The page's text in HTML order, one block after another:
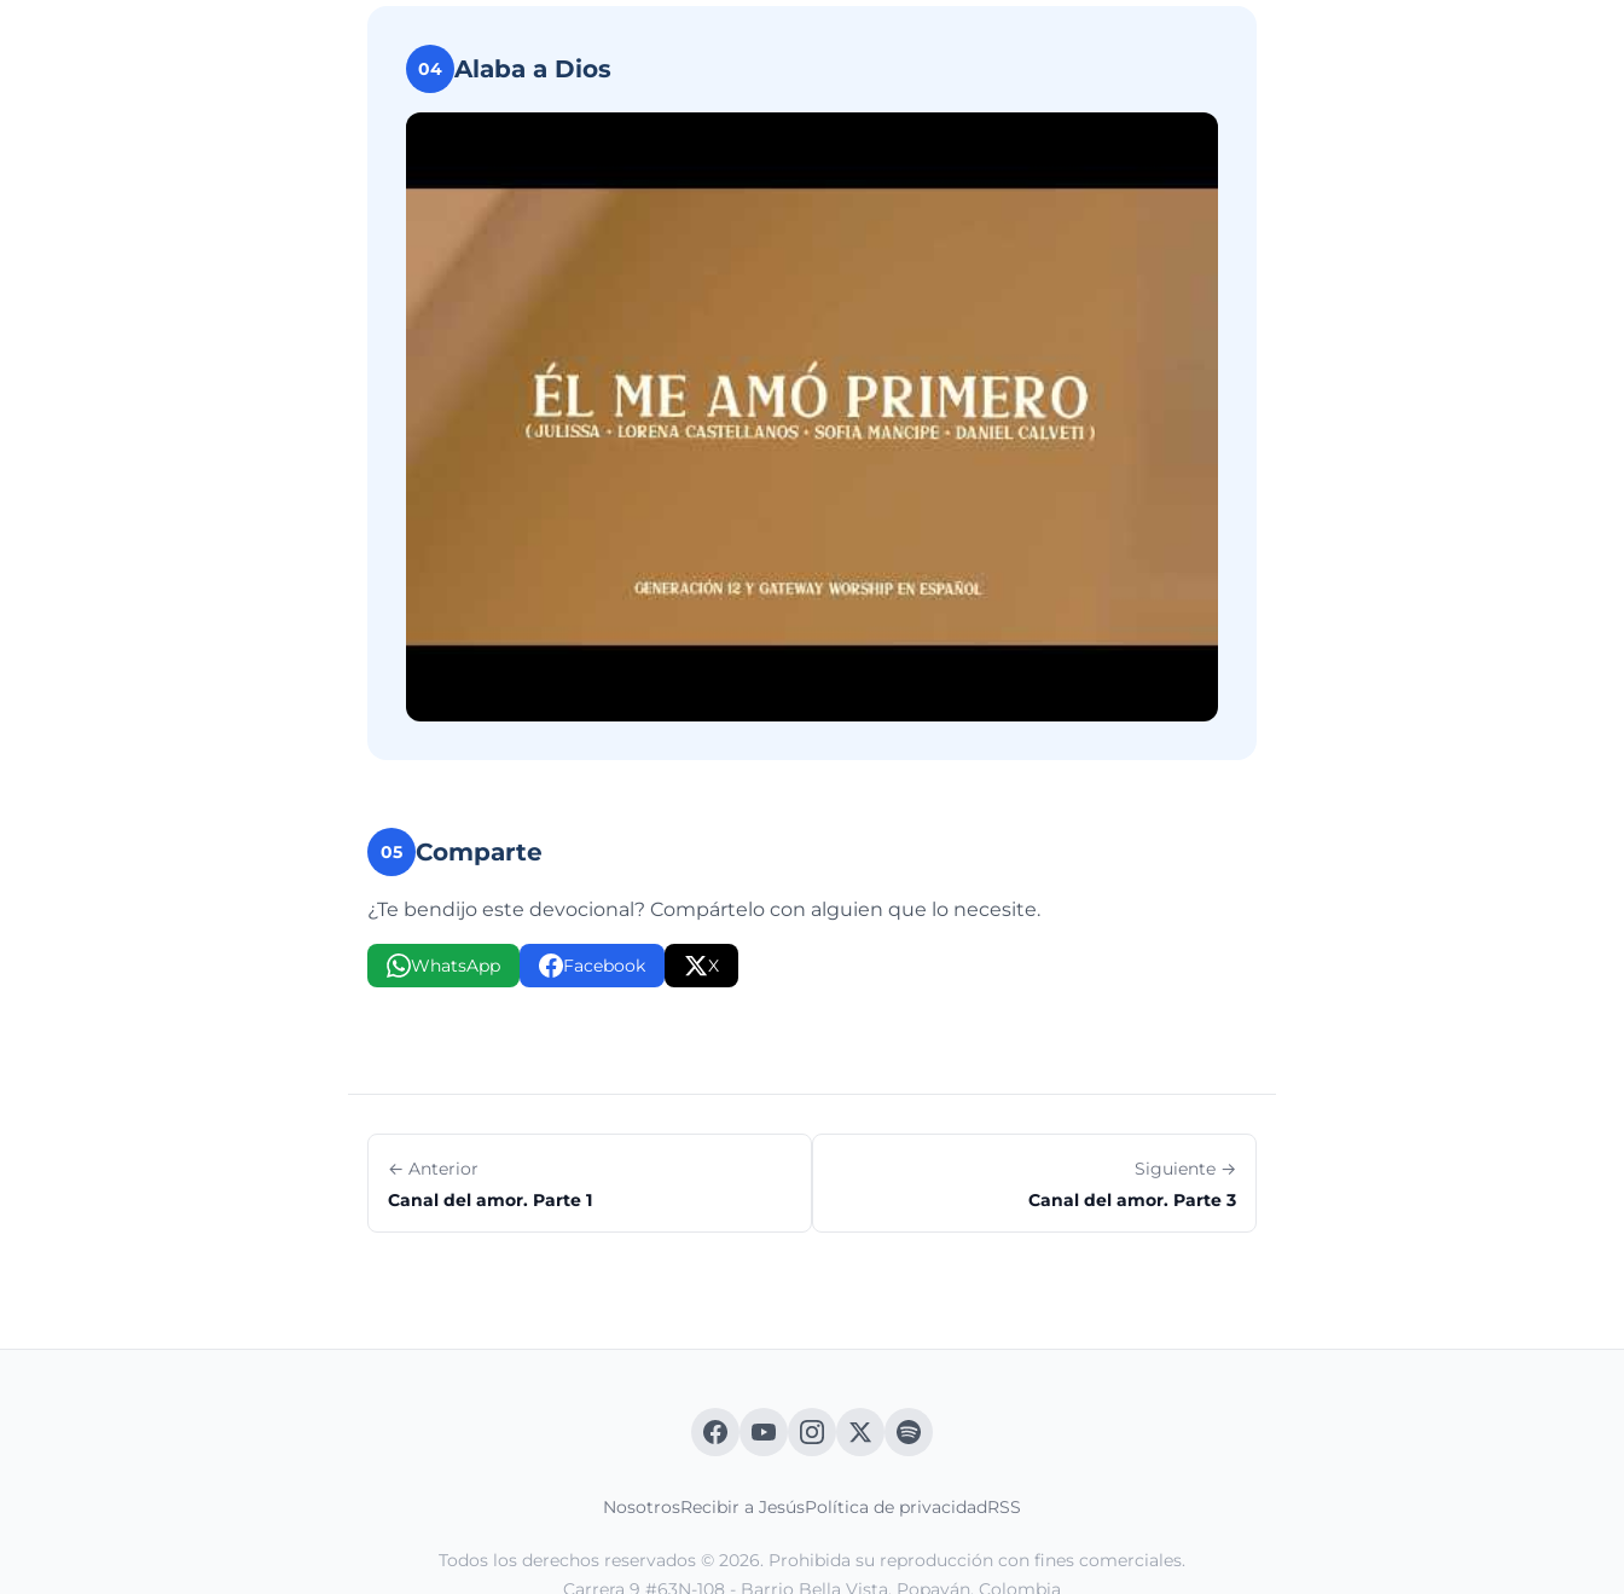
04 Alaba a Dios
05 Comparte
¿Te bendijo este devocional? Compártelo con alguien que lo necesite.
WhatsApp Facebook X
← Anterior
Canal del amor. Parte 1
Siguiente →
Canal del amor. Parte 3
NosotrosRecibir a JesúsPolítica de privacidadRSS
Todos los derechos reservados © 2026. Prohibida su reproducción con fines comerciales.
Carrera 9 #63N-108 - Barrio Bella Vista. Popayán, Colombia